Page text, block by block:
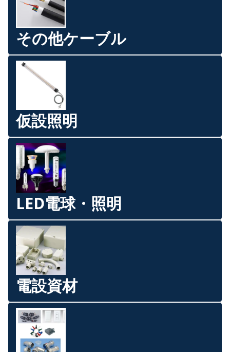
その他ケーブル
仮設照明
LED電球・照明
電設資材